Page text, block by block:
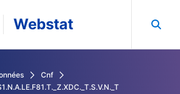
navigation
Webstat
Cnf